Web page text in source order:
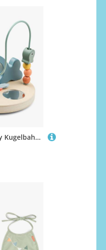
Done By Deer Wally Kugelbahn, Blue